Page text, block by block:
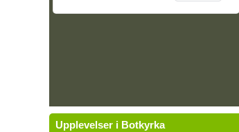
Upplevelser i Botkyrka